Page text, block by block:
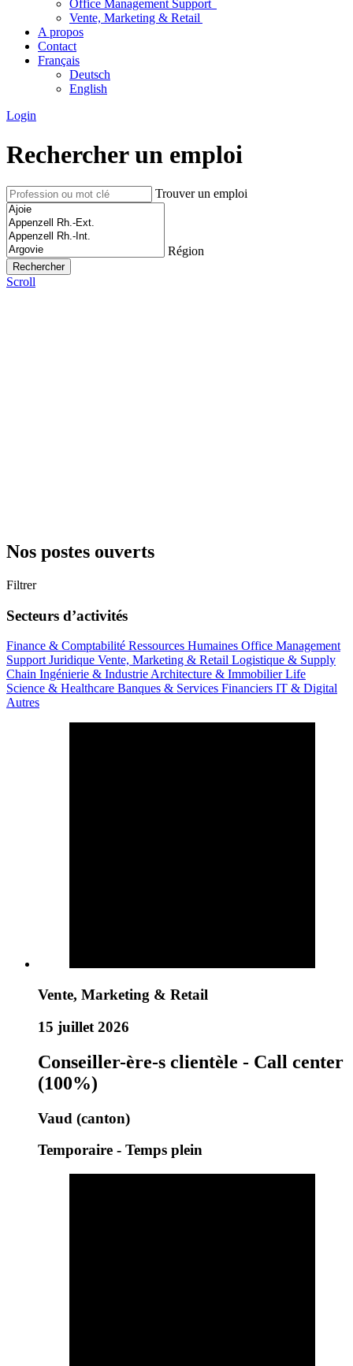
Office Management Support
Vente, Marketing & Retail
A propos
Contact
Français
Deutsch
English
Login
Rechercher un emploi
Trouver un emploi
Région
Scroll
Nos postes ouverts
Filtrer
Secteurs d’activités
Finance & Comptabilité Ressources Humaines Office Management
SupportJuridique Vente, Marketing & Retail Logistique & Supply
Chain Ingénierie & IndustrieArchitecture & ImmobilierLife
Science & Healthcare Banques & Services Financiers IT & Digital
Autres
Vente, Marketing & Retail
15 juillet 2026
Conseiller-ère-s clientèle - Call center
(100%)
Vaud (canton)
Temporaire - Temps plein